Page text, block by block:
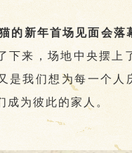
的新年首场见面会
下来，场地中央摆上
是我们想为每一个
为彼此的家人。